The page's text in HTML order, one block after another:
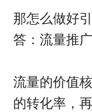
那怎么做好
答：流量推
流量的价值
的转化率，